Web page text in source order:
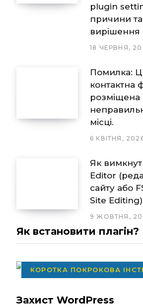
plugin
причини та
вирішення
18 ЧЕРВНЯ,
Помилка:
контактна
розміщена
місці.
6 КВІТНЯ,
Як
Editor
сайту або
Site Editing)
9 ЖОВТНЯ,
Як встановити плагін?
КОРОТКА ПОКРОКОВА
Захист WordPress